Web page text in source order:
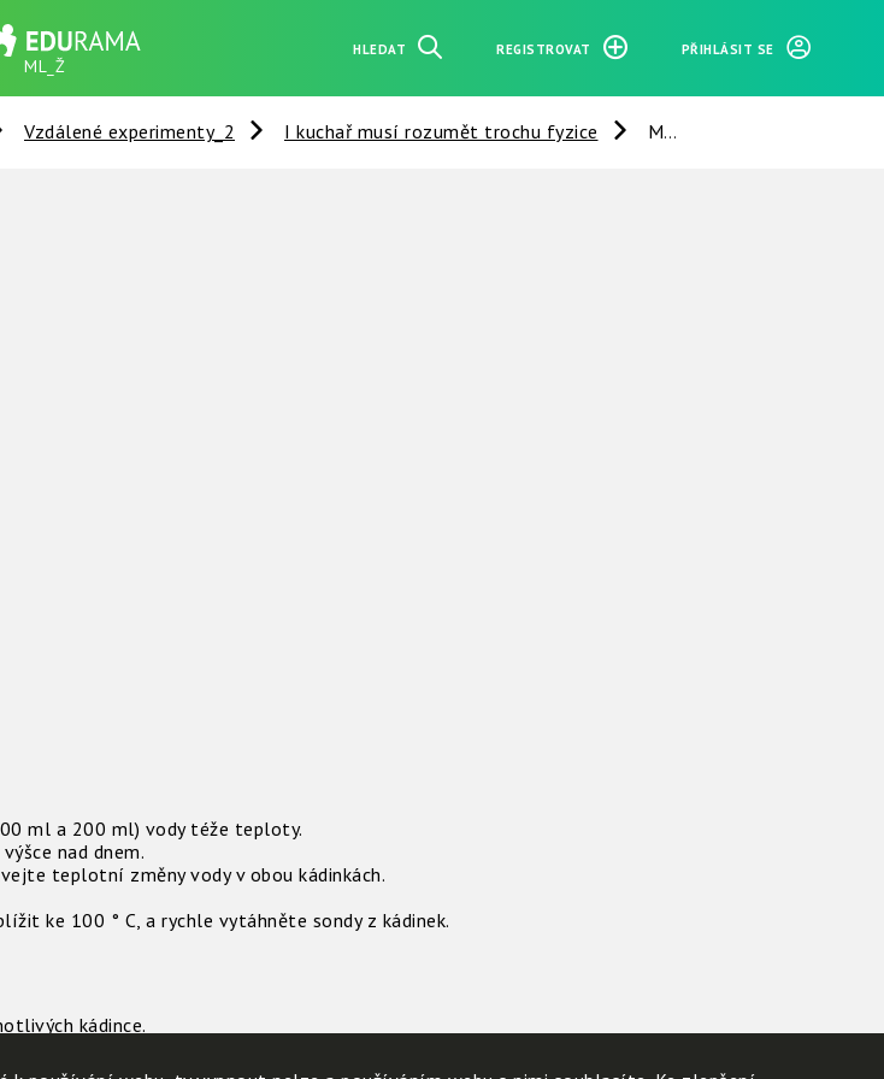
ML_Ž
HLEDAT REGISTROVAT PŘIHLÁSIT SE
Vzdálené experimenty_2 I kuchař musí rozumět trochu fyzice ML_Ž
ml a 200 ml) vody téže teploty.
nad dnem.
teplotní změny vody v obou kádinkách.
ke 100 ° C, a rychle vytáhněte sondy z kádinek.
kádince.